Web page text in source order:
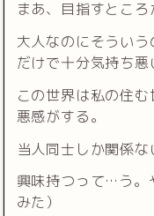
まあ、目指すところ
大人なのにそうい
だけで十分気持ち悪
この世界は私の住
悪感がする。
当人同士しか関係な
興味持つって…う。
みた）